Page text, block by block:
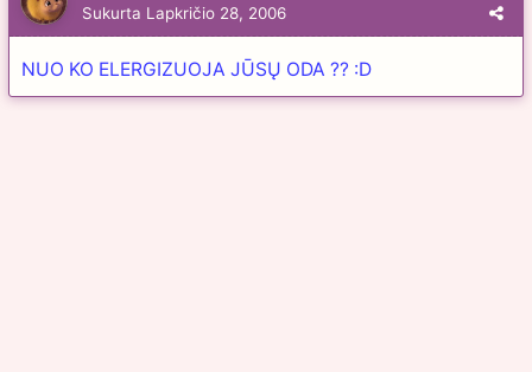
Sukurta Lapkričio 28, 2006
NUO KO ELERGIZUOJA JŪSŲ ODA ?? :D